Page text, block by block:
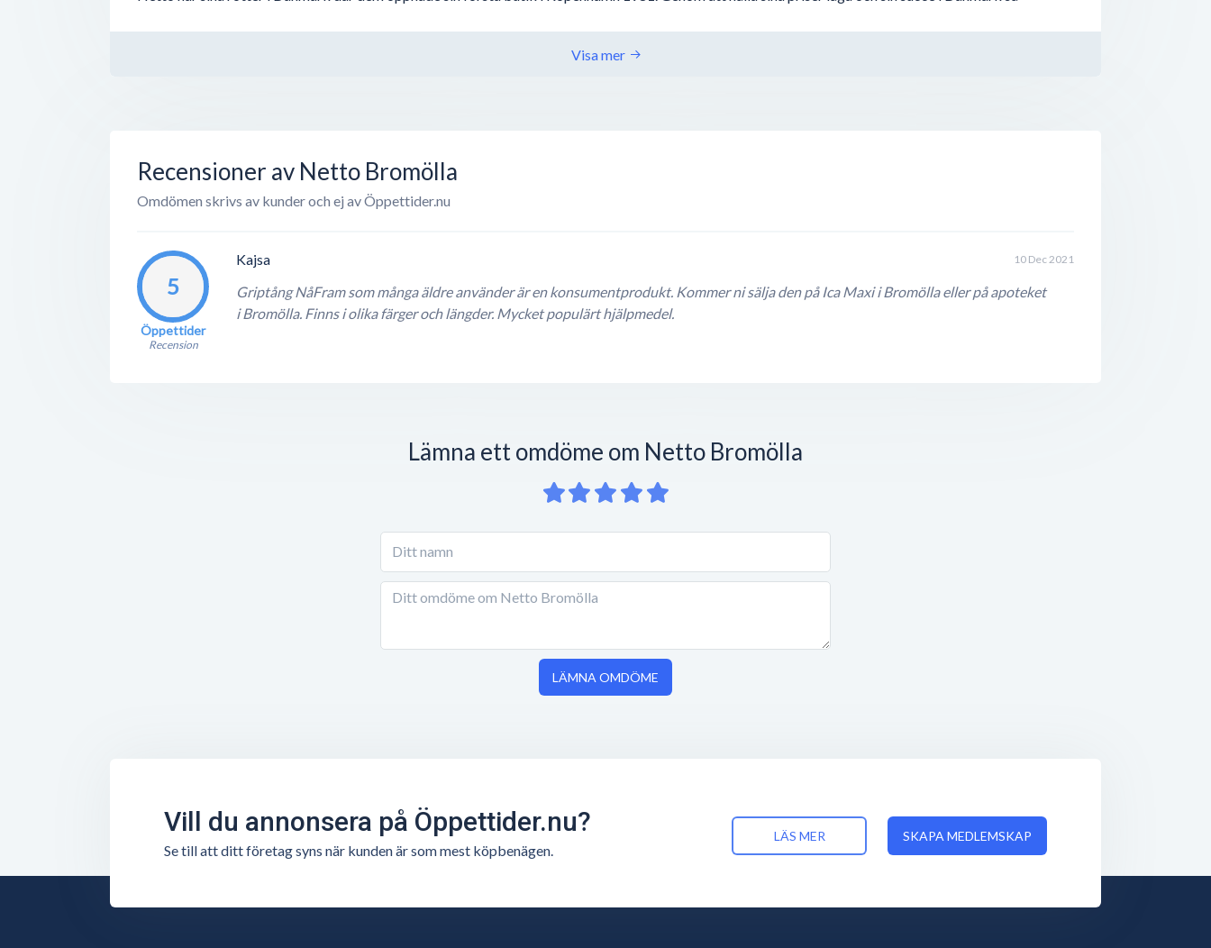
Visa mer
Recensioner av Netto Bromölla
Omdömen skrivs av kunder och ej av Öppettider.nu
5
Öppettider
Recension
Kajsa 10 Dec 2021
Griptång NåFram som många äldre använder är en konsumentprodukt. Kommer ni sälja den på Ica Maxi i Bromölla eller på apoteket
i Bromölla. Finns i olika färger och längder. Mycket populärt hjälpmedel.
Lämna ett omdöme om Netto Bromölla
LÄMNA OMDÖME
Vill du annonsera på Öppettider.nu?
Se till att ditt företag syns när kunden är som mest köpbenägen.
LÄS MER SKAPA MEDLEMSKAP